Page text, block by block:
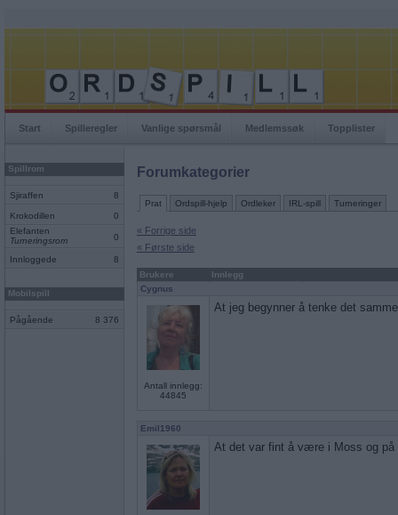
Start Spilleregler Vanlige spørsmål Medlemssøk Topplister
Spillrom
Sjiraffen 8
Krokodillen
0
Elefanten
Turneringsrom
0
Innloggede 8
Mobilspill
Pågående 8 376
Forumkategorier
Prat Ordspill-hjelp Ordleker IRL-spill Turneringer
« Forrige side
« Første side
Brukere
Innlegg
Cygnus
Antall innlegg:
44845
At jeg begynner å tenke det
Emil1960
At det var fint å være i Moss og